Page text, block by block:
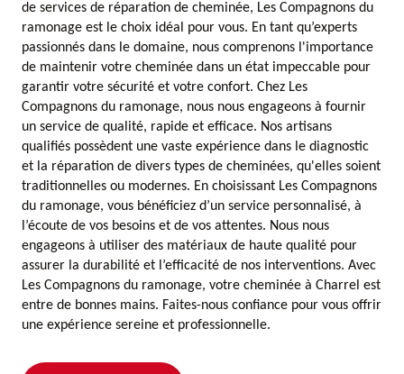
de services de réparation de cheminée, Les Compagnons du
ramonage est le choix idéal pour vous. En tant qu’experts
passionnés dans le domaine, nous comprenons l'importance
de maintenir votre cheminée dans un état impeccable pour
garantir votre sécurité et votre confort. Chez Les
Compagnons du ramonage, nous nous engageons à fournir
un service de qualité, rapide et efficace. Nos artisans
qualifiés possèdent une vaste expérience dans le diagnostic
et la réparation de divers types de cheminées, qu'elles soient
traditionnelles ou modernes. En choisissant Les Compagnons
du ramonage, vous bénéficiez d’un service personnalisé, à
l’écoute de vos besoins et de vos attentes. Nous nous
engageons à utiliser des matériaux de haute qualité pour
assurer la durabilité et l’efficacité de nos interventions. Avec
Les Compagnons du ramonage, votre cheminée à Charrel est
entre de bonnes mains. Faites-nous confiance pour vous offrir
une expérience sereine et professionnelle.